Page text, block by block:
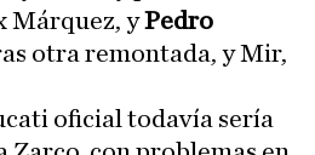
Márquez, yPedro
otra remontada, y Mir,
oficial todavía sería